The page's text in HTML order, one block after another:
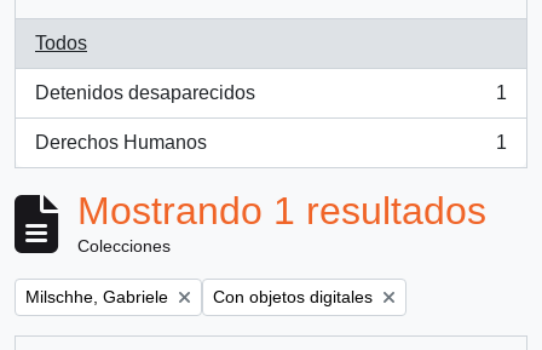
Todos
Detenidos desaparecidos
, 1 resultados
1
Derechos Humanos
, 1 resultados
1
Mostrando 1 resultados
Colecciones
Remove filter:
Milschhe, Gabriele Remove filter:
Con objetos digitales